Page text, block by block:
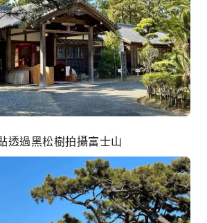
透過黑松樹拍攝富士山